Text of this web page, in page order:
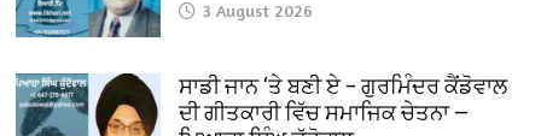
3 August 2026
ਸਾਡੀ ਜਾਨ ‘ਤੇ ਬਣੀ ਏ – ਗੁਰਮਿੰਦਰ ਕੈਂਡੋਵਾਲ
ਦੀ ਗੀਤਕਾਰੀ ਵਿੱਚ ਸਮਾਜਿਕ ਚੇਤਨਾ —